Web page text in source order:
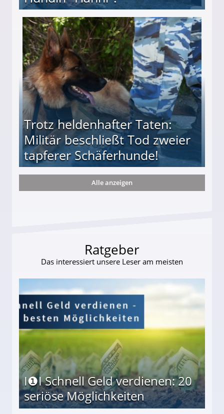
entführten seine Hündin "Hanni"!
Trotz heldenhafter Taten:
Militär beschließt Tod zweier
tapferer Schäferhunde!
Tod zweier tapferer Schäferhunde!
Alle anzeigen
Ratgeber
Das interessiert unsere Leser am meisten
I❶I Schnell Geld verdienen: 20
seriöse Möglichkeiten